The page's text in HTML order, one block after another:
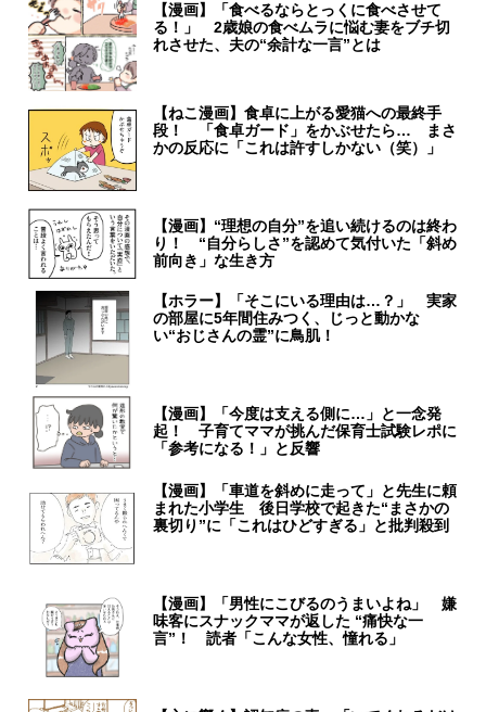
【漫画】「食べるならとっくに食べさせて
る！」 2歳娘の食べムラに悩む妻をブチ切
れさせた、夫の“余計な一言”とは
【ねこ漫画】食卓に上がる愛猫への最終手
段！ 「食卓ガード」をかぶせたら… まさ
かの反応に「これは許すしかない（笑）」
【漫画】“理想の自分”を追い続けるのは終わ
り！ “自分らしさ”を認めて気付いた「斜め
前向き」な生き方
【ホラー】「そこにいる理由は…？」 実家
の部屋に5年間住みつく、じっと動かな
い“おじさんの霊”に鳥肌！
【漫画】「今度は支える側に…」と一念発
起！ 子育てママが挑んだ保育士試験レポに
「参考になる！」と反響
【漫画】「車道を斜めに走って」と先生に頼
まれた小学生 後日学校で起きた“まさかの
裏切り”に「これはひどすぎる」と批判殺到
【漫画】「男性にこびるのうまいよね」 嫌
味客にスナックママが返した “痛快な一
言”！ 読者「こんな女性、憧れる」